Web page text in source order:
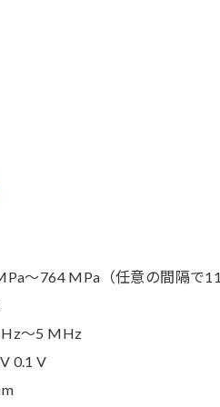
〜764 MPa（任意の間隔で
～5 MHz
0.1 V